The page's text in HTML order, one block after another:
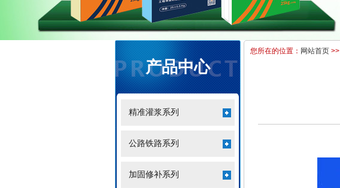
您所在的位置： 网站首页 >>
产品中心
精准灌浆系列
公路铁路系列
加固修补系列